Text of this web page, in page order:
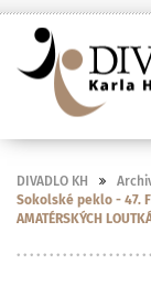
DIVADLO KH
Sokolské peklo - 47.
AMATÉRSKÝCH